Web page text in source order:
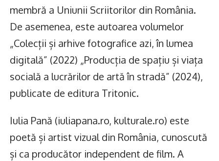
membră a Uniunii Scriitorilor din România.
De asemenea, este autoarea volumelor
„Colecții și arhive fotografice azi, în lumea
digitală” (2022) „Producția de spațiu și viața
socială a lucrărilor de artă în stradă” (2024),
publicate de editura Tritonic.
Iulia Pană (iuliapana.ro, kulturale.ro) este
poetă și artist vizual din România, cunoscută
și ca producător independent de film. A